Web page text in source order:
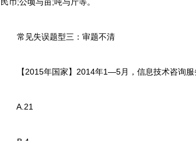
常见失误题型三：审题不清
【2015年国家】2014年1—5月，信息技术咨询服
A.21